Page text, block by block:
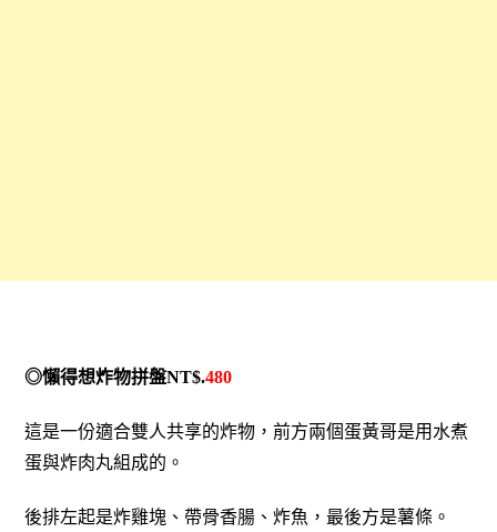
◎懶得想炸物拼盤NT$.480
這是一份適合雙人共享的炸物，前方兩個蛋黃哥是用水煮
蛋與炸肉丸組成的。
後排左起是炸雞塊、帶骨香腸、炸魚，最後方是薯條。